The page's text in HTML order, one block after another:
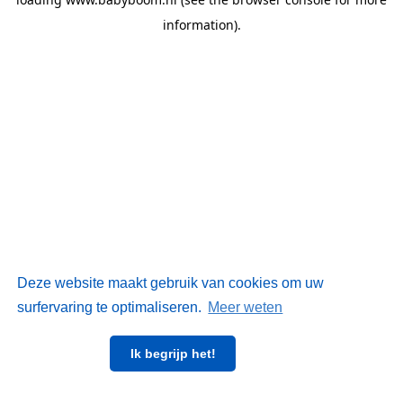
Deze website maakt gebruik van cookies om uw
surfervaring te optimaliseren. Meer weten
Ik begrijp het!
information).